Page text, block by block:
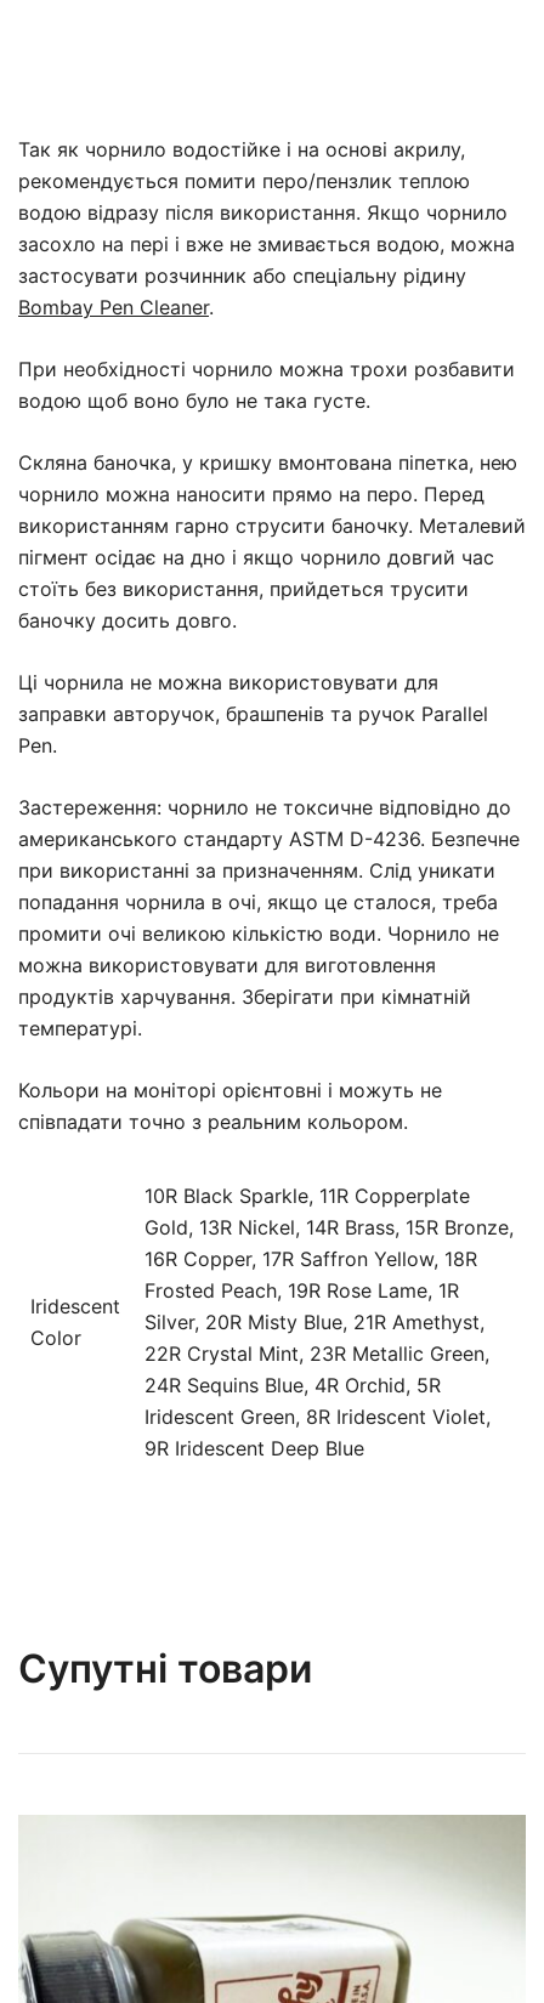
Так як чорнило водостійке і на основі акрилу,
рекомендується помити перо/пензлик теплою
водою відразу після використання. Якщо чорнило
засохло на пері і вже не змивається водою, можна
застосувати розчинник або спеціальну рідину
Bombay Pen Cleaner.
При необхідності чорнило можна трохи розбавити
водою щоб воно було не така густе.
Скляна баночка, у кришку вмонтована піпетка, нею
чорнило можна наносити прямо на перо. Перед
використанням гарно струсити баночку. Металевий
пігмент осідає на дно і якщо чорнило довгий час
стоїть без використання, прийдеться трусити
баночку досить довго.
Ці чорнила не можна використовувати для
заправки авторучок, брашпенів та ручок Parallel
Pen.
Застереження: чорнило не токсичне відповідно до
американського стандарту ASTM D-4236. Безпечне
при використанні за призначенням. Слід уникати
попадання чорнила в очі, якщо це сталося, треба
промити очі великою кількістю води. Чорнило не
можна використовувати для виготовлення
продуктів харчування. Зберігати при кімнатній
температурі.
Кольори на моніторі орієнтовні і можуть не
співпадати точно з реальним кольором.
Iridescent
Color
10R Black Sparkle, 11R Copperplate
Gold, 13R Nickel, 14R Brass, 15R Bronze,
16R Copper, 17R Saffron Yellow, 18R
Frosted Peach, 19R Rose Lame, 1R
Silver, 20R Misty Blue, 21R Amethyst,
22R Crystal Mint, 23R Metallic Green,
24R Sequins Blue, 4R Orchid, 5R
Iridescent Green, 8R Iridescent Violet,
9R Iridescent Deep Blue
Супутні товари